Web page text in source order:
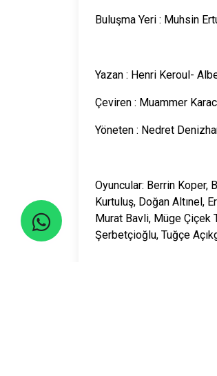
Buluşma Yeri : Muhsin
Yazan : Henri Keroul-
Çeviren : Muammer
Yöneten : Nedret
Oyuncular: Berrin Koper,
Kurtuluş, Doğan Altınel,
Murat Bavli, Müge Çiçek
Şerbetçioğlu, Tuğçe